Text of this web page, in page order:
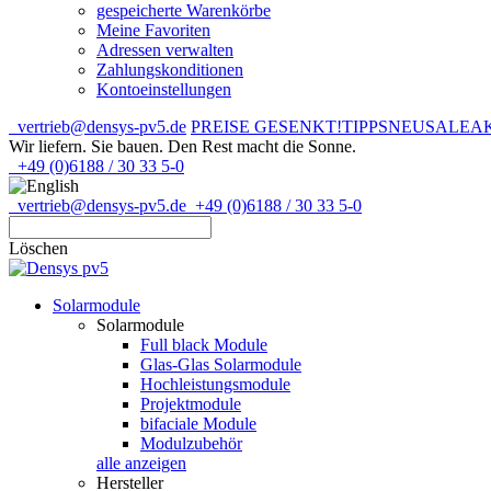
gespeicherte Warenkörbe
Meine Favoriten
Adressen verwalten
Zahlungskonditionen
Kontoeinstellungen
vertrieb@densys-pv5.de PREISE GESENKT!TIPPSNEUSALE
Wir liefern. Sie bauen. Den Rest macht die Sonne.
+49 (0)6188 / 30 33 5-0
vertrieb@densys-pv5.de +49 (0)6188 / 30 33 5-0
Löschen
Solarmodule
Solarmodule
Full black Module
Glas-Glas Solarmodule
Hochleistungsmodule
Projektmodule
bifaciale Module
Modulzubehör
alle anzeigen
Hersteller